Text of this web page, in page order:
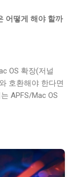
어떻게 해야 할까
OS 확장(저널
호환해야 한다면
APFS/Mac OS